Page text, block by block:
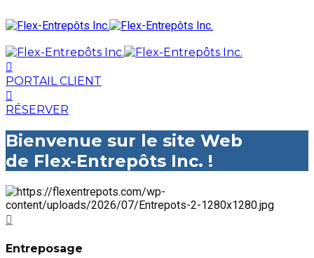
PORTAIL CLIENT
RÉSERVER
Bienvenue sur le site Web
de Flex-Entrepôts Inc. !
Entreposage